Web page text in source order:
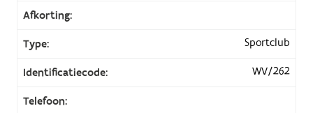
Afkorting:
Type: Sportclub
Identificatiecode: WV/262
Telefoon: